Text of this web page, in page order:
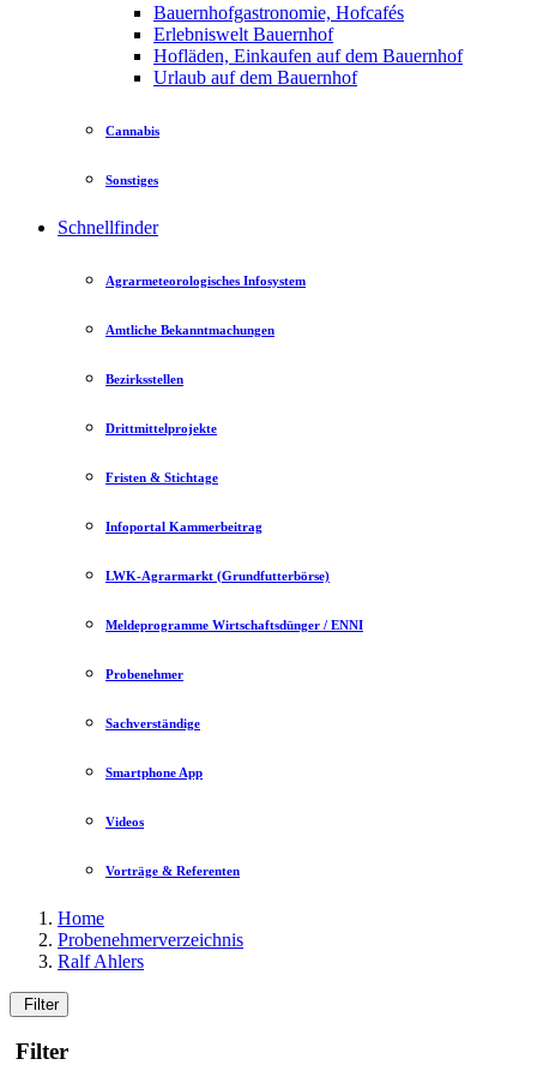
Bauernhofgastronomie, Hofcafés
Erlebniswelt Bauernhof
Hofläden, Einkaufen auf dem Bauernhof
Urlaub auf dem Bauernhof
Cannabis
Sonstiges
Schnellfinder
Agrarmeteorologisches Infosystem
Amtliche Bekanntmachungen
Bezirksstellen
Drittmittelprojekte
Fristen & Stichtage
Infoportal Kammerbeitrag
LWK-Agrarmarkt (Grundfutterbörse)
Meldeprogramme Wirtschaftsdünger / ENNI
Probenehmer
Sachverständige
Smartphone App
Videos
Vorträge & Referenten
Home
Probenehmerverzeichnis
Ralf Ahlers
Filter
Filter